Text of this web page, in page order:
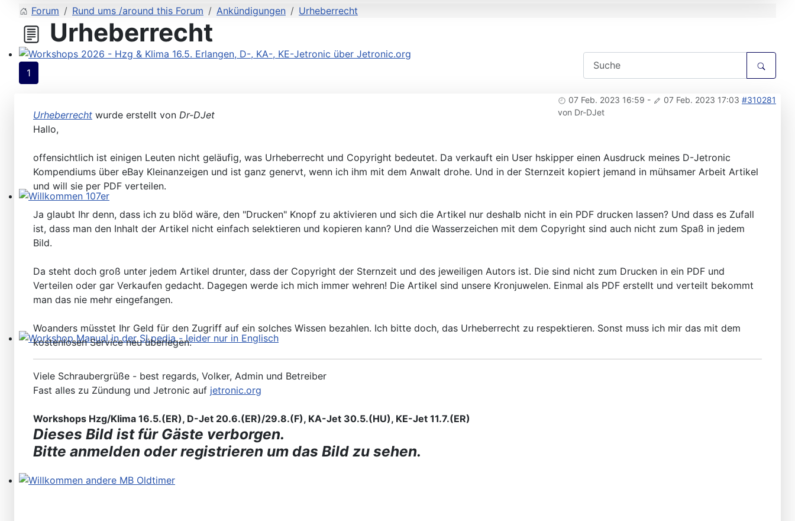
Workshops 2026 - Hzg & Klima 16.5. Erlangen, D-, KA-, KE-Jetronic über Jetronic.org
Willkommen 107er
Workshop Manual in der SLpedia - leider nur in Englisch
Forum Rund ums /around this Forum Ankündigungen Urheberrecht
Urheberrecht
1
07 Feb. 2023 16:59 - 07 Feb. 2023 17:03 #310281
von Dr-DJet
Urheberrecht wurde erstellt von Dr-DJet
Hallo,
offensichtlich ist einigen Leuten nicht geläufig, was Urheberrecht und Copyright bedeutet. Da verkauft ein User hskipper einen Ausdruck meines D-Jetronic
Kompendiums über eBay Kleinanzeigen und ist ganz genervt, wenn ich ihm mit dem Anwalt drohe. Und in der Sternzeit kopiert jemand in mühsamer Arbeit Artikel
und will sie per PDF verteilen.
Ja glaubt Ihr denn, dass ich zu blöd wäre, den "Drucken" Knopf zu aktivieren und sich die Artikel nur deshalb nicht in ein PDF drucken lassen? Und dass es Zufall
ist, dass man den Inhalt der Artikel nicht einfach selektieren und kopieren kann? Und die Wasserzeichen mit dem Copyright sind auch nicht zum Spaß in jedem
Bild.
Da steht doch groß unter jedem Artikel drunter, dass der Copyright der Sternzeit und des jeweiligen Autors ist. Die sind nicht zum Drucken in ein PDF und
Verteilen oder gar Verkaufen gedacht. Dagegen werde ich mich immer wehren! Die Artikel sind unsere Kronjuwelen. Einmal als PDF erstellt und verteilt bekommt
man das nie mehr eingefangen.
Woanders müsstet Ihr Geld für den Zugriff auf ein solches Wissen bezahlen. Ich bitte doch, das Urheberrecht zu respektieren. Sonst muss ich mir das mit dem
kostenlosen Service neu überlegen.
Viele Schraubergrüße - best regards, Volker, Admin und Betreiber
Fast alles zu Zündung und Jetronic auf jetronic.org
Workshops Hzg/Klima 16.5.(ER), D-Jet 20.6.(ER)/29.8.(F), KA-Jet 30.5.(HU), KE-Jet 11.7.(ER)
Dieses Bild ist für Gäste verborgen.
Bitte anmelden oder registrieren um das Bild zu sehen.